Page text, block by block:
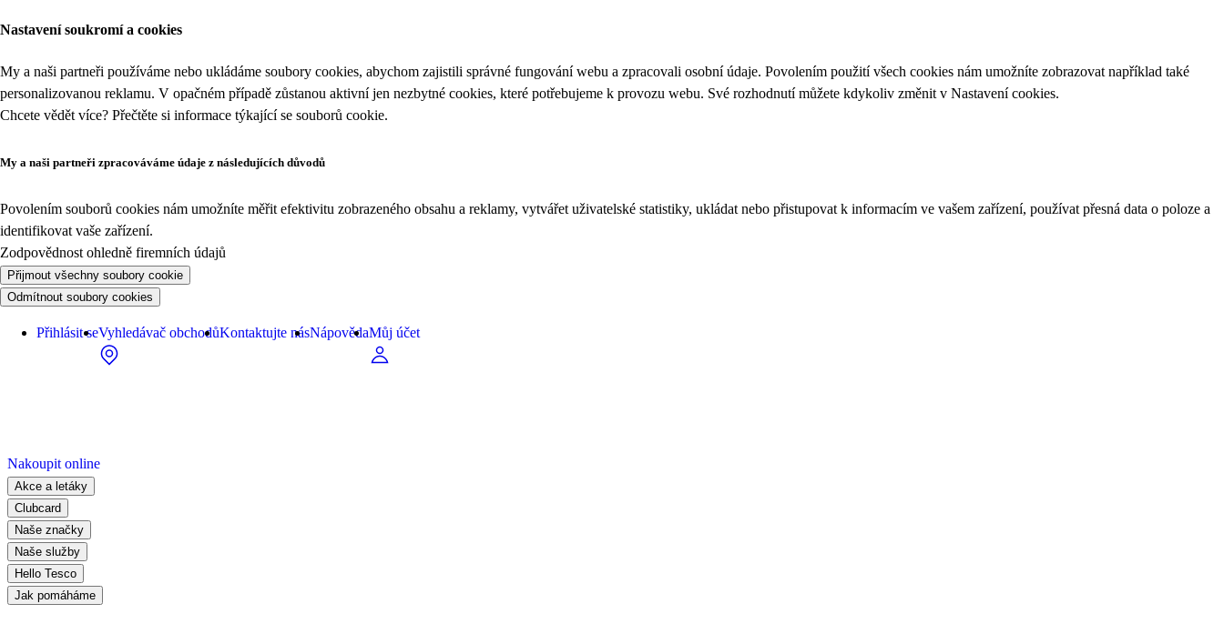
Nastavení soukromí a cookies
My a naši partneři používáme nebo ukládáme soubory cookies, abychom zajistili správné fungování webu a zpracovali osobní údaje. Povolením použití všech cookies nám umožníte zobrazovat například také
personalizovanou reklamu. V opačném případě zůstanou aktivní jen nezbytné cookies, které potřebujeme k provozu webu. Své rozhodnutí můžete kdykoliv změnit v Nastavení cookies.
Chcete vědět více? Přečtěte si informace týkající se souborů cookie.
My a naši partneři zpracováváme údaje z následujících důvodů
Povolením souborů cookies nám umožníte měřit efektivitu zobrazeného obsahu a reklamy, vytvářet uživatelské statistiky, ukládat nebo přistupovat k informacím ve vašem zařízení, používat přesná data o poloze a
identifikovat vaše zařízení.
Zodpovědnost ohledně firemních údajů
Přijmout všechny soubory cookie
Odmítnout soubory cookies
Přihlásit seVyhledávač obchodůKontaktujte násNápovědaMůj účet
Nakoupit online
Akce a letáky
Clubcard
Naše značky
Naše služby
Hello Tesco
Jak pomáháme